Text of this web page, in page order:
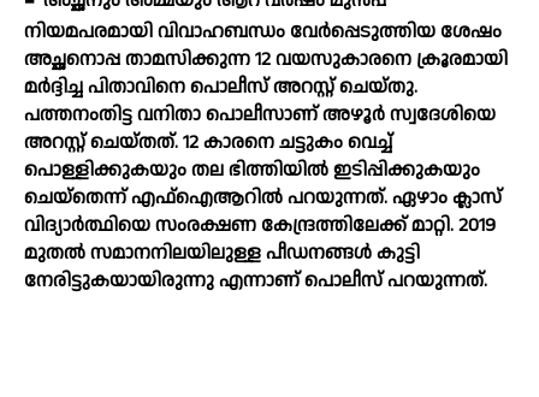
നിയമപരമായി വിവാഹബന്ധം വേര്‍പ്പെടുത്തിയ ശേഷം
അച്ഛനൊപ്പ താമസിക്കുന്ന 12 വയസുകാരനെ ക്രൂരമായി
മര്‍ദ്ദിച്ച പിതാവിനെ പൊലീസ് അറസ്റ്റ് ചെയ്തു.
പത്തനംതിട്ട വനിതാ പൊലീസാണ് അഴൂര്‍ സ്വദേശിയെ
അറസ്റ്റ് ചെയ്തത്. 12 കാരനെ ചട്ടുകം വെച്ച്
പൊള്ളിക്കുകയും തല ഭിത്തിയില്‍ ഇടിപ്പിക്കുകയും
ചെയ്തെന്ന് എഫ്ഐആറില്‍ പറയുന്നത്. ഏഴാം ക്ലാസ്
വിദ്യാര്‍ത്ഥിയെ സംരക്ഷണ കേന്ദ്രത്തിലേക്ക് മാറ്റി. 2019
മുതല്‍ സമാനനിലയിലുള്ള പീഡനങ്ങള്‍ കുട്ടി
നേരിട്ടുകയായിരുന്നു എന്നാണ് പൊലീസ് പറയുന്നത്.